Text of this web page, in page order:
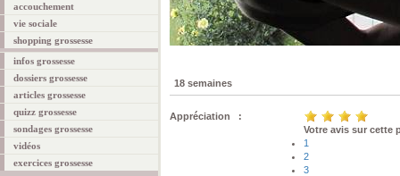
accouchement
vie sociale
shopping grossesse
infos grossesse
dossiers grossesse
articles grossesse
quizz grossesse
sondages grossesse
vidéos
exercices grossesse
18 semaines
Appréciation :
Votre avis sur cette
1
2
3